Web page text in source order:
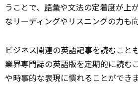
うことで、 語彙や文法の定着度が上
なリーディングやリスニングの力も向
ビジネス関連の英語記事を読むこと
業界専門誌の英語版を定期的に読む
や時事的な表現に慣れることができ